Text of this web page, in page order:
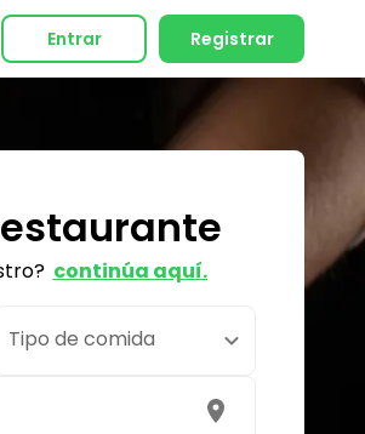
Entrar Registrar
continúa aquí.
Tipo de comida